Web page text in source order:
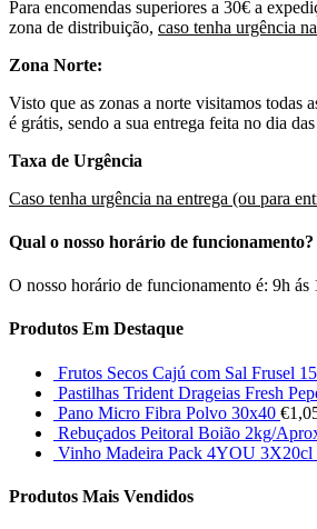
Para encomendas superiores a 30€ a
zona de distribuição, caso tenha urgência
Zona Norte:
Visto que as zonas a norte visitamos todas
é grátis, sendo a sua entrega feita no dia
Taxa de Urgência
Caso tenha urgência na entrega (ou para
Qual o nosso horário de funcionamento?
O nosso horário de funcionamento é: 9h ás
Produtos Em Destaque
Frutos Secos Cajú com Sal Frusel
Pastilhas Trident Drageias Fresh
Pano Micro Fibra Polvo 30x40 €
Rebuçados Peitoral Boião 2kg/
Vinho Madeira Pack 4YOU 3X20cl
Produtos Mais Vendidos